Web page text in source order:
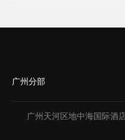
广州分部
广州天河区地中海国际酒